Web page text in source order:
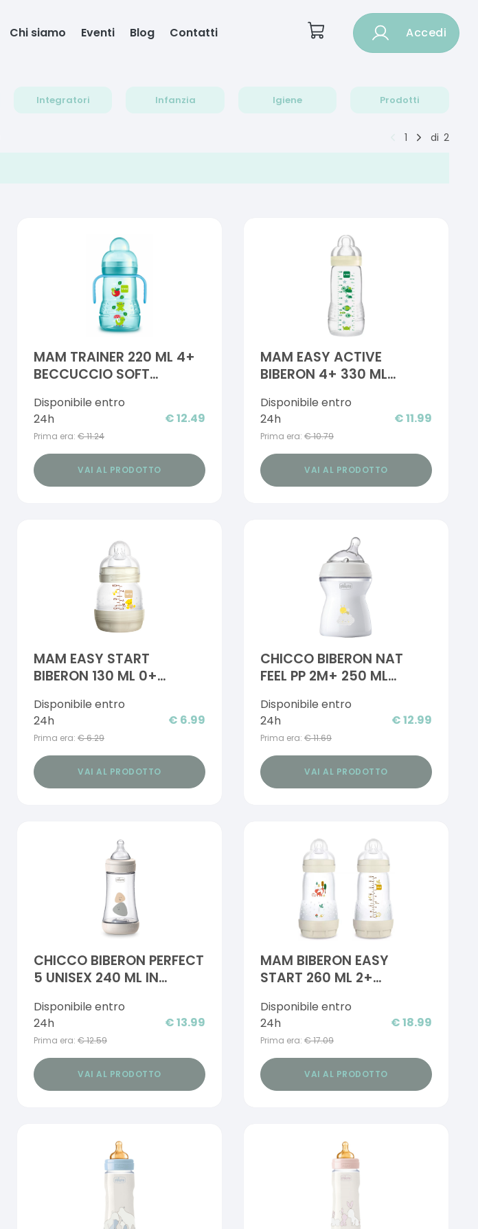
Chi siamo Eventi Blog Contatti Accedi
Integratori Infanzia Igiene Prodotti
1 di 2
MAM TRAINER 220 ML 4+
BECCUCCIO SOFT
Disponibile entro
24h
Prima era: €11.24
€12.49
VAI AL PRODOTTO
MAM EASY ACTIVE
BIBERON 4+ 330 ML
Disponibile entro
24h
Prima era: €10.79
€11.99
VAI AL PRODOTTO
MAM EASY START
BIBERON 130 ML 0+
START BIO-CIRCOLARE
Disponibile entro
24h
Prima era: €6.29
€ 6.99
VAI AL PRODOTTO
CHICCO BIBERON NAT
FEEL PP 2M+ 250 ML
Disponibile entro
24h
Prima era: €11.69
€12.99
VAI AL PRODOTTO
CHICCO BIBERON PERFECT
5 UNISEX 240 ML IN
Disponibile entro
24h
Prima era: €12.59
€13.99
VAI AL PRODOTTO
MAM BIBERON EASY
START 260 ML 2+
PEZZI
Disponibile entro
24h
Prima era: €17.09
€18.99
VAI AL PRODOTTO